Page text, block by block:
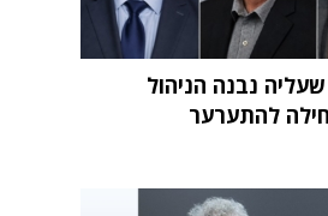
נבנה הניהול
להתערער